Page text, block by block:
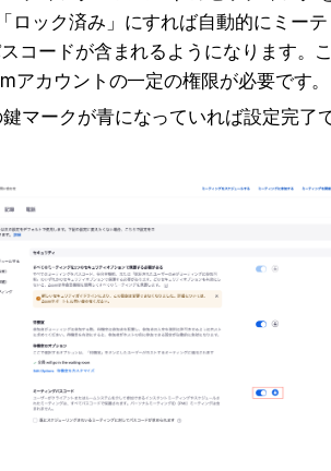
ロック済み」にすれば自動的にミーテ
コードが含まれるようになります。
アカウントの一定の権限が必要です。
マークが青になっていれば設定完了